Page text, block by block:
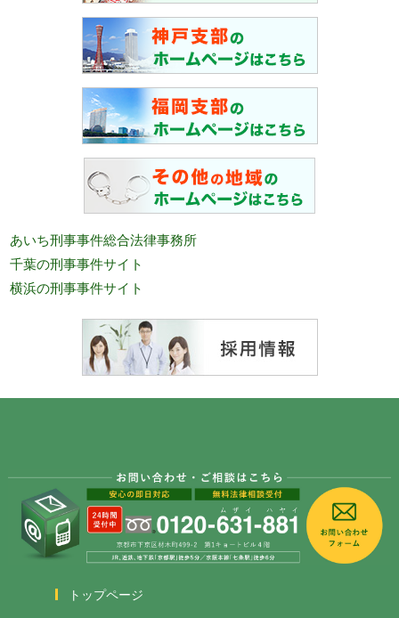
あいち刑事事件総合法律事務所
千葉の刑事事件サイト
横浜の刑事事件サイト
トップページ